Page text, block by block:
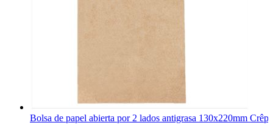
Bolsa de papel abierta por 2 lados antigrasa 130x220mm